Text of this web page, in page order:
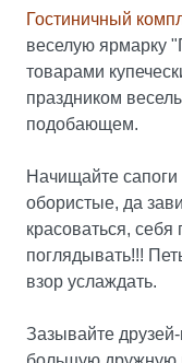
Гостиничный
веселую ярмарку
товарами
праздником
подобающем.
Начищайте
обористые, да
красоваться, себя
поглядывать!!!
взор услаждать.
Зазывайте